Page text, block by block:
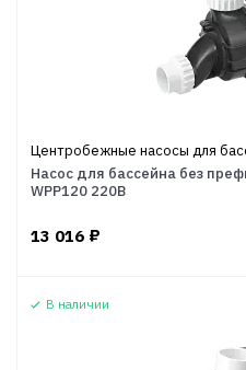
Центробежные насосы для
Насос для бассейна без
WPP120 220В
13 016 ₽
В наличии